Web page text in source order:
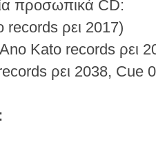
προσωπικά CD:
records ρει 2017)
Kato records ρει
ρει 2038, Cue